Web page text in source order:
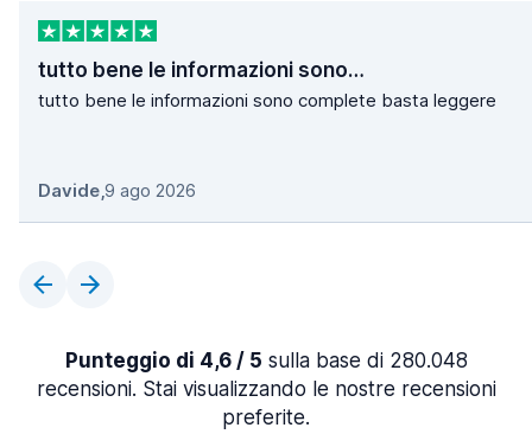
tutto bene le informazioni sono…
tutto bene le informazioni sono complete basta leggere
Davide,9 ago 2026
Punteggio di 4,6 / 5 sulla base di 280.048
recensioni. Stai visualizzando le nostre recensioni
preferite.